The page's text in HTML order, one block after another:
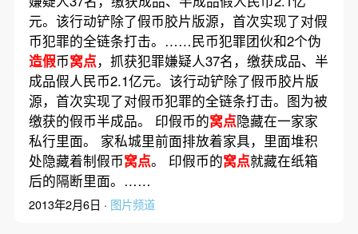
元。该行动铲除了假币胶片版源，首次实现了对假
币犯罪的全链条打击。……民币犯罪团伙和2个伪
造假币窝点，抓获犯罪嫌疑人37名，缴获成品、半
成品假人民币2.1亿元。该行动铲除了假币胶片版
源，首次实现了对假币犯罪的全链条打击。图为被
缴获的假币半成品。 印假币的窝点隐藏在一家家
私行里面。 家私城里前面排放着家具，里面堆积
处隐藏着制假币窝点。 印假币的窝点就藏在纸箱
后的隔断里面。……
2013年2月6日 · 图片频道